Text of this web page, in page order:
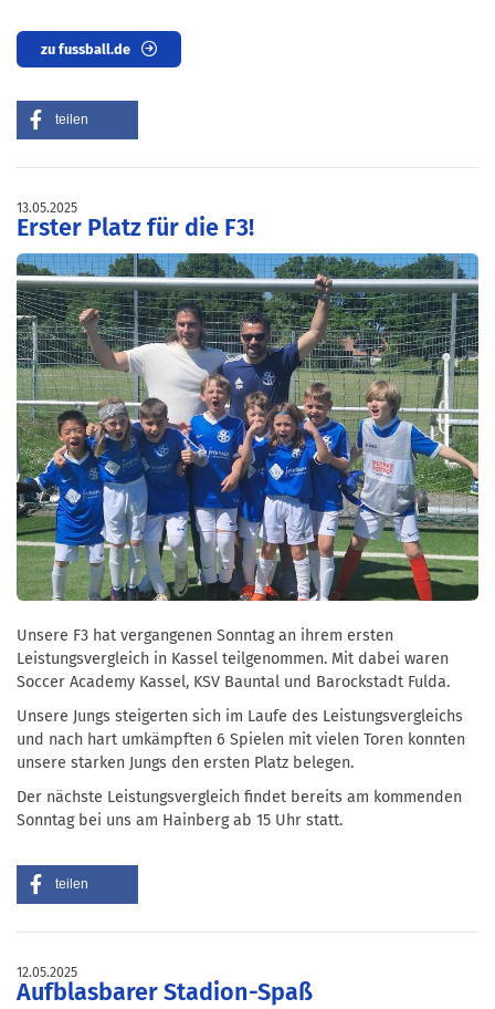
zu fussball.de
teilen
13.05.2025
Erster Platz für die F3!
Unsere F3 hat vergangenen Sonntag an ihrem ersten
Leistungsvergleich in Kassel teilgenommen. Mit dabei waren
Soccer Academy Kassel, KSV Bauntal und Barockstadt Fulda.
Unsere Jungs steigerten sich im Laufe des Leistungsvergleichs
und nach hart umkämpften 6 Spielen mit vielen Toren konnten
unsere starken Jungs den ersten Platz belegen.
Der nächste Leistungsvergleich findet bereits am kommenden
Sonntag bei uns am Hainberg ab 15 Uhr statt.
teilen
12.05.2025
Aufblasbarer Stadion-Spaß